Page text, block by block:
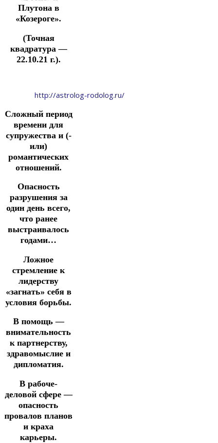
Плутона в
«Козероге».
(Точная
квадратура —
22.10.21 г.).
http://astrolog-rodolog.ru/
Сложный период
времени для
супружества и (-
или)
романтических
отношений.
Опасность
разрушения за
один день всего,
что ранее
выстраивалось
годами…
Ложное
стремление к
лидерству
«загнать» себя в
условия борьбы.
В помощь —
внимательность
к партнерству,
здравомыслие и
дипломатия.
В рабоче-
деловой сфере —
опасность
провалов планов
и краха
карьеры.